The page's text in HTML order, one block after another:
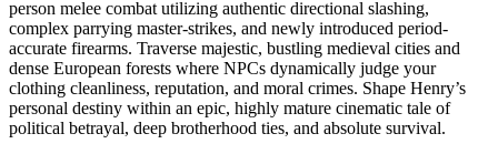
person melee combat utilizing authentic directional slashing,
complex parrying master-strikes, and newly introduced period-
accurate firearms. Traverse majestic, bustling medieval cities and
dense European forests where NPCs dynamically judge your
clothing cleanliness, reputation, and moral crimes. Shape Henry’s
personal destiny within an epic, highly mature cinematic tale of
political betrayal, deep brotherhood ties, and absolute survival.